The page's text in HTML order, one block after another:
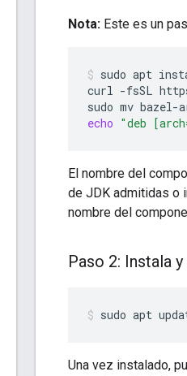
Nota: Este es un
sudo apt
curl -fsSL
sudo mv bazel-
echo "deb
El nombre del
de JDK admitidas o
nombre del
Paso 2: Instala
sudo apt
Una vez instalado,